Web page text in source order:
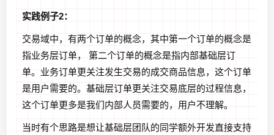
实践例子2：
交易域中，有两个订单的概念，其中第一个订单的概念是
指业务层订单， 第二个订单的概念是指内部基础层订
单。业务订单更关注发生交易的成交商品信息，这个订单
是用户需要的。基础层订单更关注交易底层的过程信息，
这个订单更多是我们内部人员需要的，用户不理解。
当时有个思路是想让基础层团队的同学额外开发直接支持